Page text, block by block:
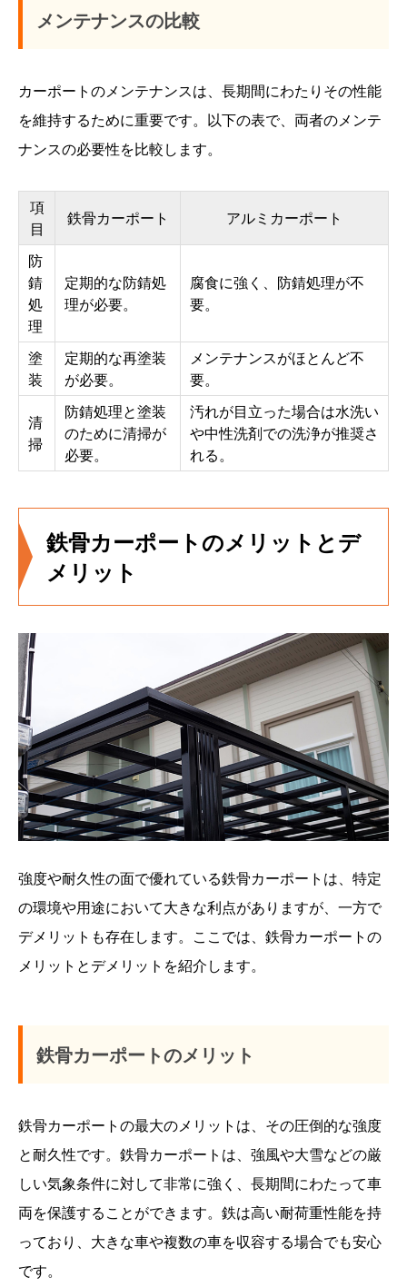
メンテナンスの比較
カーポートのメンテナンスは、長期間にわたりその性能
を維持するために重要です。以下の表で、両者のメンテ
ナンスの必要性を比較します。
項
目
鉄骨カーポート アルミカーポート
防
錆
処
理
定期的な防錆処
理が必要。
腐食に強く、防錆処理が不
要。
塗
装
定期的な再塗装
が必要。
メンテナンスがほとんど不
要。
清
掃
防錆処理と塗装
のために清掃が
必要。
汚れが目立った場合は水洗い
や中性洗剤での洗浄が推奨さ
れる。
鉄骨カーポートのメリットとデ
メリット
強度や耐久性の面で優れている鉄骨カーポートは、特定
の環境や用途において大きな利点がありますが、一方で
デメリットも存在します。ここでは、鉄骨カーポートの
メリットとデメリットを紹介します。
鉄骨カーポートのメリット
鉄骨カーポートの最大のメリットは、その圧倒的な強度
と耐久性です。鉄骨カーポートは、強風や大雪などの厳
しい気象条件に対して非常に強く、長期間にわたって車
両を保護することができます。鉄は高い耐荷重性能を持
っており、大きな車や複数の車を収容する場合でも安心
です。